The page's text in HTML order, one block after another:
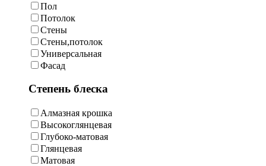
Пол
Потолок
Стены
Стены,потолок
Универсальная
Фасад
Степень блеска
Алмазная крошка
Высокоглянцевая
Глубоко-матовая
Глянцевая
Матовая